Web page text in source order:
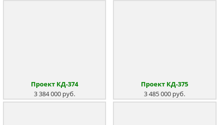
Проект КД-374
3 384 000 руб.
Проект КД-375
3 485 000 руб.